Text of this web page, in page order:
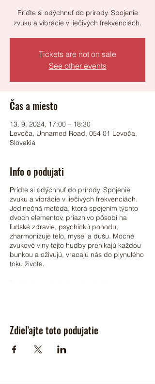
Príďte si odýchnuť do prírody. Spojenie
zvuku a vibrácie v liečivých frekvenciách.
Tickets are not on sale
See other events
Čas a miesto
13. 9. 2024, 17:00 – 18:30
Levoča, Unnamed Road, 054 01 Levoča,
Slovakia
Info o podujati
Príďte si odýchnuť do prírody. Spojenie
zvuku a vibrácie v liečivých frekvenciách.
Jedinečná metóda, ktorá spojením týchto
dvoch elementov, priaznivo pôsobí na
ľudské zdravie, psychickú pohodu,
zharmonizuje telo, myseľ a dušu. Mocné
zvukové vlny tejto hudby prenikajú každou
bunkou a oživujú, vracajú nás do plynulého
toku života.
Toto podujatie je iba pre dospelých!
Pre viac info kontaktujte Ivona alebo Tomáš
Zdieľajte toto podujatie